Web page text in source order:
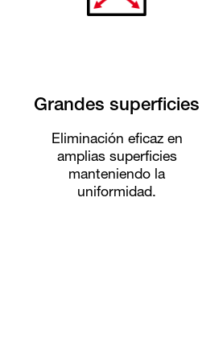
Grandes superficies
Eliminación eficaz en
amplias superficies
manteniendo la
uniformidad.